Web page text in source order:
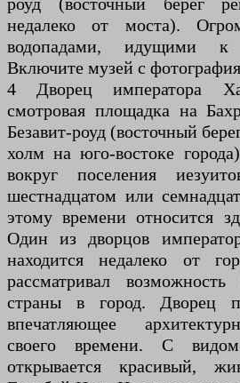
недалеко от моста).
водопадами, идущими
Включите музей с
4 Дворец императора
смотровая площадка на
Безавит-роуд (восточный
холм на юго-востоке
вокруг поселения
шестнадцатом или
этому времени относится
Один из дворцов
находится недалеко от
рассматривал
страны в город. Дворец
впечатляющее
своего времени. С
открывается красивый,